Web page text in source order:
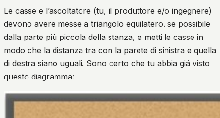
Le casse e l’ascoltatore (tu, il produttore e/o ingegnere)
devono avere messe a triangolo equilatero. se possibile
dalla parte più piccola della stanza, e metti le casse in
modo che la distanza tra con la parete di sinistra e quella
di destra siano uguali. Sono certo che tu abbia giá visto
questo diagramma: